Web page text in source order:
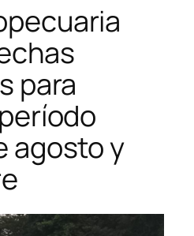
para
agosto y